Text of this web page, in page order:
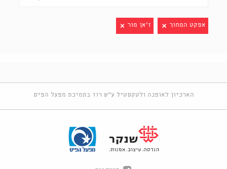
אפקט המחוך ז'אן מור
הארכיון לאופנה ולטקסטיל ע"ש רוז בתמיכת מפעל הפיס